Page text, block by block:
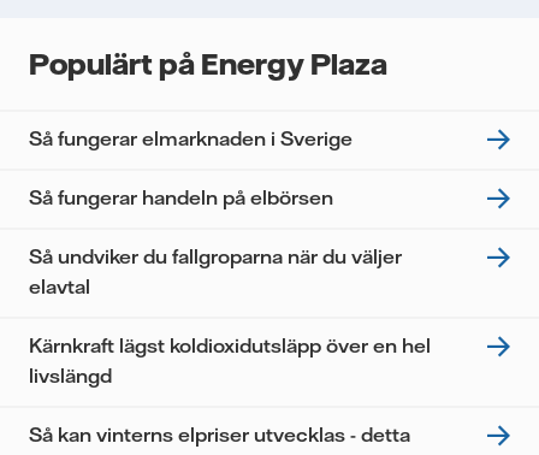
Populärt på Energy Plaza
Så fungerar elmarknaden i Sverige
Så fungerar handeln på elbörsen
Så undviker du fallgroparna när du väljer
elavtal
Kärnkraft lägst koldioxidutsläpp över en hel
livslängd
Så kan vinterns elpriser utvecklas - detta